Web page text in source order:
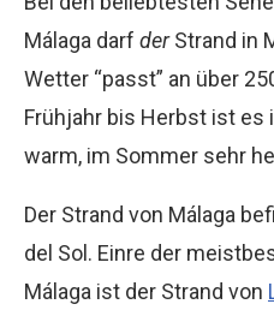
Málaga darf derStrand in
Wetter “passt” an über
Frühjahr bis Herbst ist es
warm, im Sommer sehr
Der Strand von Málaga
del Sol. Einre der
Málaga ist der Strand von